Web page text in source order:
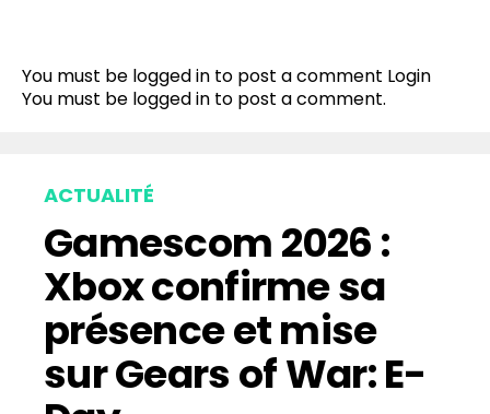
You must be logged in to post a comment Login
You must be logged in to post a comment.
ACTUALITÉ
Gamescom 2026 :
Xbox confirme sa
présence et mise
sur Gears of War: E-